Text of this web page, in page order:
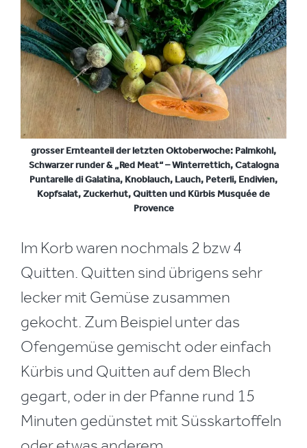
grosser Ernteanteil der letzten Oktoberwoche: Palmkohl,
Schwarzer runder & „Red Meat“ – Winterrettich, Catalogna
Puntarelle di Galatina, Knoblauch, Lauch, Peterli, Endivien,
Kopfsalat, Zuckerhut, Quitten und Kürbis Musquée de
Provence
Im Korb waren nochmals 2 bzw 4
Quitten. Quitten sind übrigens sehr
lecker mit Gemüse zusammen
gekocht. Zum Beispiel unter das
Ofengemüse gemischt oder einfach
Kürbis und Quitten auf dem Blech
gegart, oder in der Pfanne rund 15
Minuten gedünstet mit Süsskartoffeln